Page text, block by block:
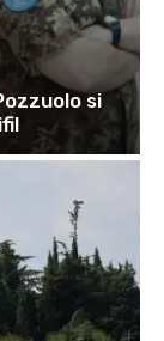
si